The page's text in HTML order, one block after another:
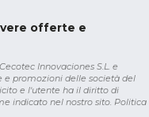
offerte e
Innovaciones S.L. e
e promozioni delle società del
e l'utente ha il diritto di
indicato nel nostro sito. Politica